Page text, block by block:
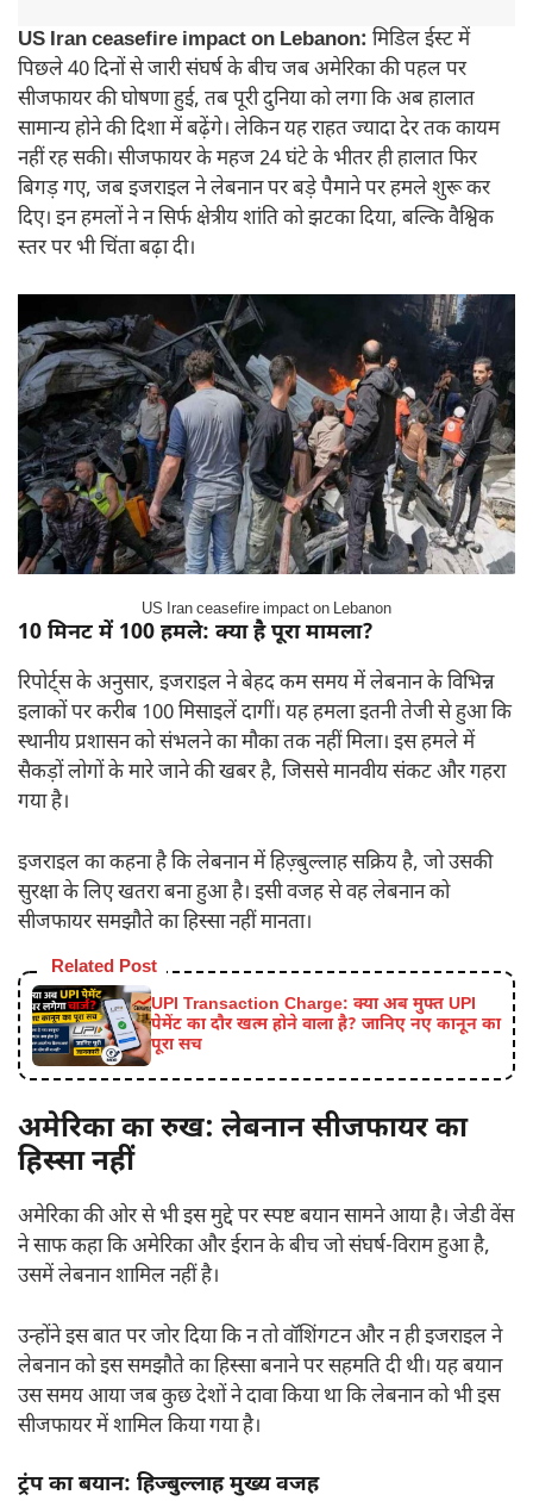
US Iran ceasefire impact on Lebanon: मिडिल ईस्ट में
पिछले 40 दिनों से जारी संघर्ष के बीच जब अमेरिका की पहल पर
सीजफायर की घोषणा हुई, तब पूरी दुनिया को लगा कि अब हालात
सामान्य होने की दिशा में बढ़ेंगे। लेकिन यह राहत ज्यादा देर तक कायम
नहीं रह सकी। सीजफायर के महज 24 घंटे के भीतर ही हालात फिर
बिगड़ गए, जब इजराइल ने लेबनान पर बड़े पैमाने पर हमले शुरू कर
दिए। इन हमलों ने न सिर्फ क्षेत्रीय शांति को झटका दिया, बल्कि वैश्विक
स्तर पर भी चिंता बढ़ा दी।
US Iran ceasefire impact on Lebanon
10 मिनट में 100 हमले: क्या है पूरा मामला?
रिपोर्ट्स के अनुसार, इजराइल ने बेहद कम समय में लेबनान के विभिन्न
इलाकों पर करीब 100 मिसाइलें दागीं। यह हमला इतनी तेजी से हुआ कि
स्थानीय प्रशासन को संभलने का मौका तक नहीं मिला। इस हमले में
सैकड़ों लोगों के मारे जाने की खबर है, जिससे मानवीय संकट और गहरा
गया है।
इजराइल का कहना है कि लेबनान में हिज़्बुल्लाह सक्रिय है, जो उसकी
सुरक्षा के लिए खतरा बना हुआ है। इसी वजह से वह लेबनान को
सीजफायर समझौते का हिस्सा नहीं मानता।
Related Post
UPI Transaction Charge: क्या अब मुफ्त UPI
पेमेंट का दौर खत्म होने वाला है? जानिए नए कानून का
पूरा सच
अमेरिका का रुख: लेबनान सीजफायर का
हिस्सा नहीं
अमेरिका की ओर से भी इस मुद्दे पर स्पष्ट बयान सामने आया है। जेडी वेंस
ने साफ कहा कि अमेरिका और ईरान के बीच जो संघर्ष-विराम हुआ है,
उसमें लेबनान शामिल नहीं है।
उन्होंने इस बात पर जोर दिया कि न तो वॉशिंगटन और न ही इजराइल ने
लेबनान को इस समझौते का हिस्सा बनाने पर सहमति दी थी। यह बयान
उस समय आया जब कुछ देशों ने दावा किया था कि लेबनान को भी इस
सीजफायर में शामिल किया गया है।
ट्रंप का बयान: हिज्बुल्लाह मुख्य वजह